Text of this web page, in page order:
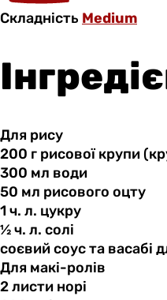
Складність Medium
Для рису
200 г рисовоїкрупи
300 мл води
50 мл рисового оцту
1 ч. л. цукру
½ ч. л. солі
соєвий соуста васабі
Для макі-ролів
2 листи норі